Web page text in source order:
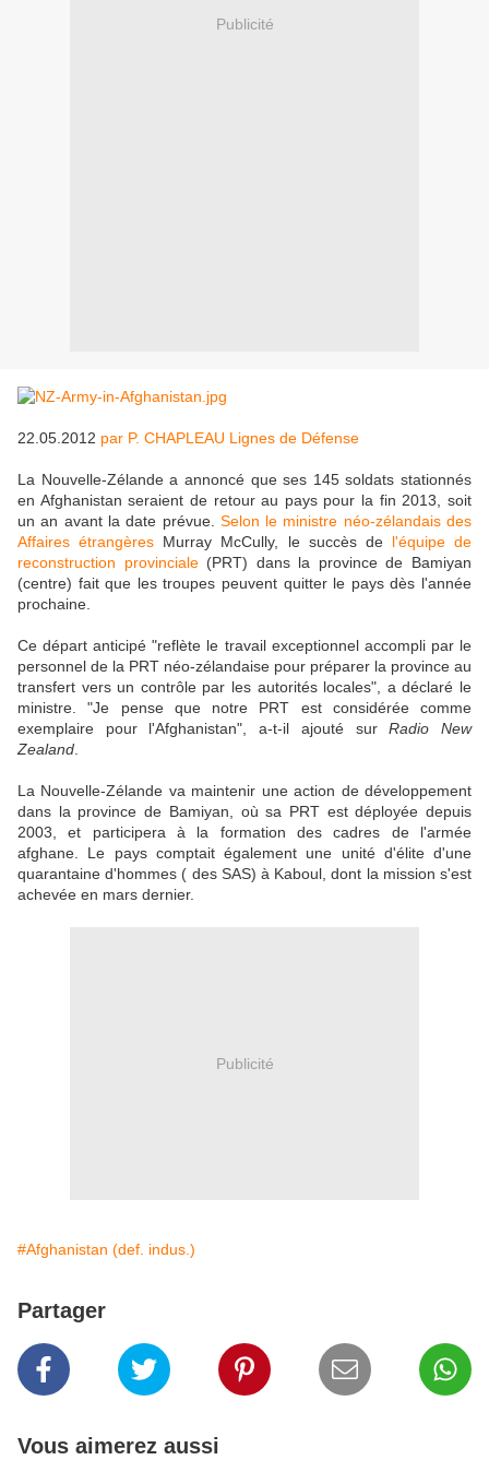
Publicité
22.05.2012 par P. CHAPLEAU Lignes de Défense
La Nouvelle-Zélande a annoncé que ses 145 soldats stationnés
en Afghanistan seraient de retour au pays pour la fin 2013, soit
un an avant la date prévue. Selon le ministre néo-zélandais des
Affaires étrangères Murray McCully, le succès de l'équipe de
reconstruction provinciale(PRT) dans la province de Bamiyan
(centre) fait que les troupes peuvent quitter le pays dès l'année
prochaine.
Ce départ anticipé "reflète le travail exceptionnel accompli par le
personnel de la PRT néo-zélandaise pour préparer la province au
transfert vers un contrôle par les autorités locales", a déclaré le
ministre. "Je pense que notre PRT est considérée comme
exemplaire pour l'Afghanistan", a-t-il ajouté surRadio New
Zealand
La Nouvelle-Zélande va maintenir une action de développement
dans la province de Bamiyan, où sa PRT est déployée depuis
2003, et participera à la formation des cadres de l'armée
afghane. Le pays comptait également une unité d'élite d'une
quarantaine d'hommes ( des SAS) à Kaboul, dont la mission s'est
achevée en mars dernier.
Publicité
#Afghanistan (def. indus.)
Partager
Vous aimerez aussi